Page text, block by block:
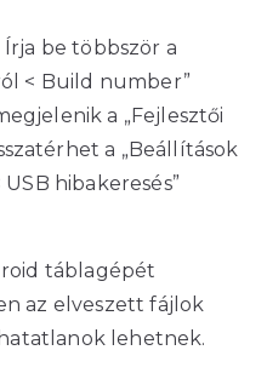
Írja be többször a
< Build number”
a „Fejlesztői
a „Beállítások
hibakeresés”
táblagépét
az elveszett fájlok
lehetnek.